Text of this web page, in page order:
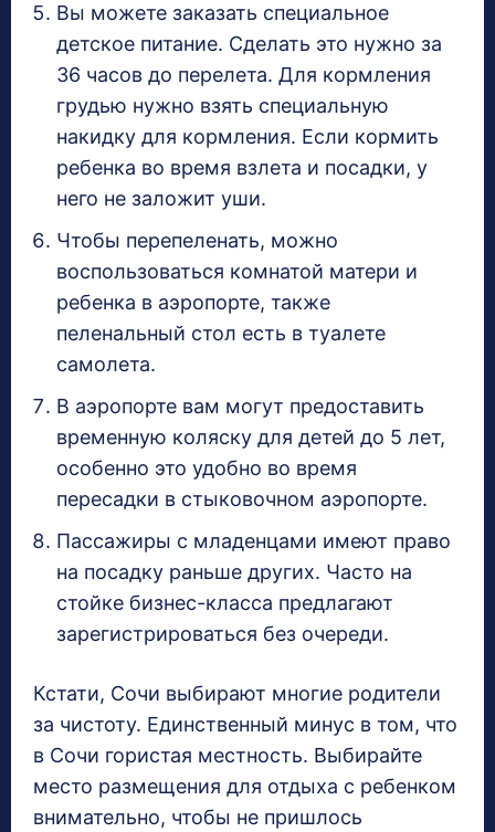
Вы можете заказать специальное
детское питание. Сделать это нужно за
36 часов до перелета. Для кормления
грудью нужно взять специальную
накидку для кормления. Если кормить
ребенка во время взлета и посадки, у
него не заложит уши.
Чтобы перепеленать, можно
воспользоваться комнатой матери и
ребенка в аэропорте, также
пеленальный стол есть в туалете
самолета.
В аэропорте вам могут предоставить
временную коляску для детей до 5 лет,
особенно это удобно во время
пересадки в стыковочном аэропорте.
Пассажиры с младенцами имеют право
на посадку раньше других. Часто на
стойке бизнес-класса предлагают
зарегистрироваться без очереди.
Кстати, Сочи выбирают многие родители
за чистоту. Единственный минус в том, что
в Сочи гористая местность. Выбирайте
место размещения для отдыха с ребенком
внимательно, чтобы не пришлось